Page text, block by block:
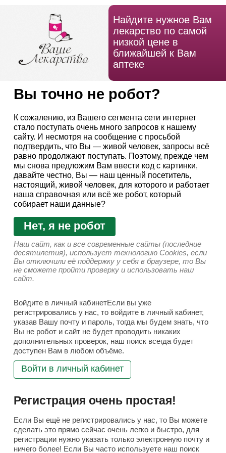
Найдите нужное Вам
лекарство по самой
низкой цене в
ближайшей к Вам
аптеке
Вы точно не робот?
К сожалению, из Вашего сегмента сети интернет
стало поступать очень много запросов к нашему
сайту. И несмотря на сообщение с просьбой
подтвердить, что Вы — живой человек, запросы всё
равно продолжают поступать. Поэтому, прежде чем
мы снова предложим Вам ввести код с картинки,
давайте честно, Вы — наш ценный посетитель,
настоящий, живой человек, для которого и работает
наша справочная или всё же робот, который
собирает наши данные?
Нет, я не робот
Наш сайт, как и все современные сайты (последние
десятилетия), использует технологию Cookies, если
Вы отключили её поддержку у себя в браузере, то Вы
не сможете пройти проверку и использовать наш
сайт.
Войдите в личный кабинетЕсли вы уже
регистрировались у нас, то войдите в личный кабинет,
указав Вашу почту и пароль, тогда мы будем знать, что
Вы не робот и сайт не будет проводить никаких
дополнительных проверок, наш поиск всегда будет
доступен Вам в любом объёме.
Войти в личный кабинет
Регистрация очень простая!
Если Вы ещё не регистрировались у нас, то Вы можете
сделать это прямо сейчас очень легко и быстро, для
регистрации нужно указать только электронную почту и
ничего более! Если Вы часто используете наш поиск